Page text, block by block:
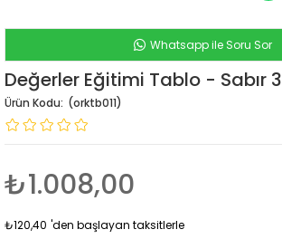
Whatsapp ile Soru Sor
Değerler Eğitimi Tablo - Sabır 3
(orktb011)
₺1.008,00
₺120,40 'den başlayan taksitlerle